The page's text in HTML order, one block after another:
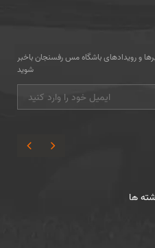
و رویدادهای باشگاه مس رفسنجان باخبر
شوید
ها